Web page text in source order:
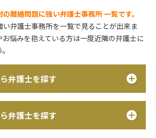
離婚問題に強い弁護士事務所 一覧です。
弁護士事務所を一覧で見ることが出来ま
悩みを抱えている方は一度近隣の弁護士に
弁護士を探す
弁護士を探す